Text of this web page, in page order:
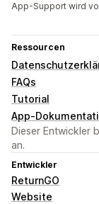
App-Support wird
Ressourcen
FAQs
Tutorial
App-
Dieser Entwickler
an.
Entwickler
ReturnGO
Website